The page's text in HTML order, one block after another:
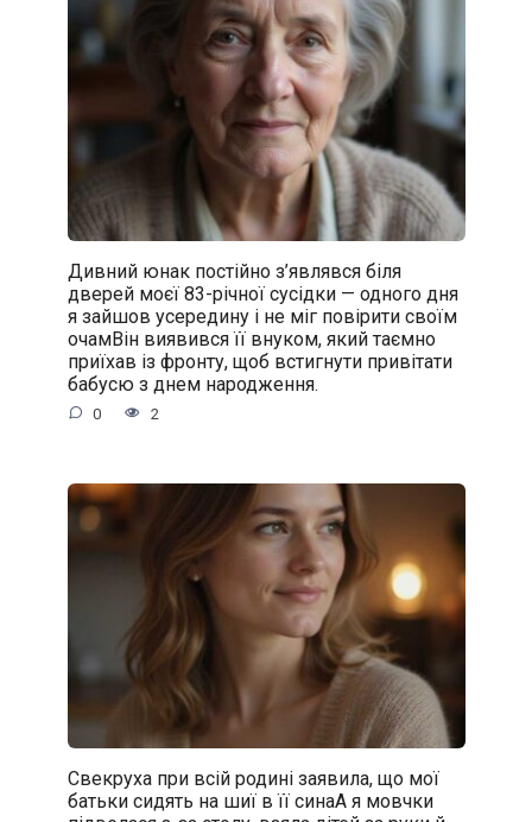
Дивний юнак постійно з’являвся біля
дверей моєї 83-річної сусідки — одного дня
я зайшов усередину і не міг повірити своїм
очамВін виявився її внуком, який таємно
приїхав із фронту, щоб встигнути привітати
бабусю з днем народження.
0 2
Свекруха при всій родині заявила, що мої
батьки сидять на шиї в її синаА я мовчки